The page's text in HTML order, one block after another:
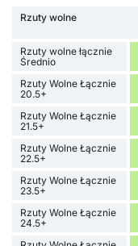
Rzuty wolne
Rzuty wolne łącznie
Średnio
Rzuty Wolne Łącznie
20.5+
Rzuty Wolne Łącznie
21.5+
Rzuty Wolne Łącznie
22.5+
Rzuty Wolne Łącznie
23.5+
Rzuty Wolne Łącznie
24.5+